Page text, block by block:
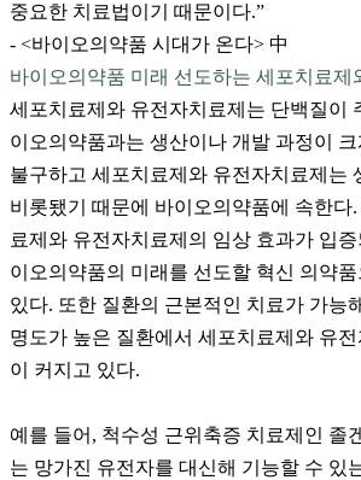
중요한 치료법이기 때문이다.”
- <바이오의약품 시대가 온다> 中
바이오의약품 미래 선도하는 세포치료제
세포치료제와 유전자치료제는 단백질이
이오의약품과는 생산이나 개발 과정이
불구하고 세포치료제와 유전자치료제는
비롯됐기 때문에 바이오의약품에 속한다.
료제와 유전자치료제의 임상 효과가 입
이오의약품의 미래를 선도할 혁신 의약
있다. 또한 질환의 근본적인 치료가 가능
명도가 높은 질환에서 세포치료제와 유
이 커지고 있다.
예를 들어, 척수성 근위축증 치료제인 졸
는 망가진 유전자를 대신해 기능할 수 있